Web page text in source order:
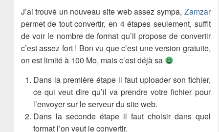
J’ai trouvé un nouveau site web assez sympa, Zamzar
permet de tout convertir, en 4 étapes seulement, suffit
de voir le nombre de format qu’il propose de convertir
c’est assez fort ! Bon vu que c’est une version gratuite,
on est limité à 100 Mo, mais c’est déjà sa
Dans la première étape il faut uploader son fichier,
ce qui veut dire qu’il va prendre votre fichier pour
l’envoyer sur le serveur du site web.
Dans la seconde étape il faut choisir dans quel
format l’on veut le convertir.